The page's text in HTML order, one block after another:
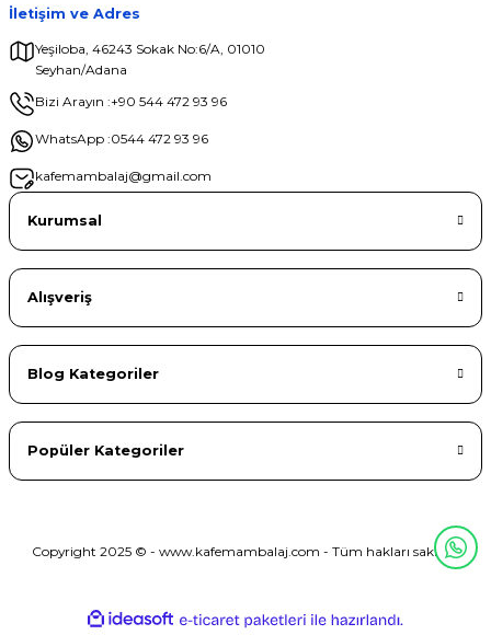
İletişim ve Adres
Yeşiloba, 46243 Sokak No:6/A, 01010
Seyhan/Adana
Bizi Arayın :+90 544 472 93 96
WhatsApp :0544 472 93 96
kafemambalaj@gmail.com
Kurumsal
Alışveriş
Blog Kategoriler
Popüler Kategoriler
Copyright 2025 © - www.kafemambalaj.com - Tüm hakları saklıdır.
ideasoft
e-